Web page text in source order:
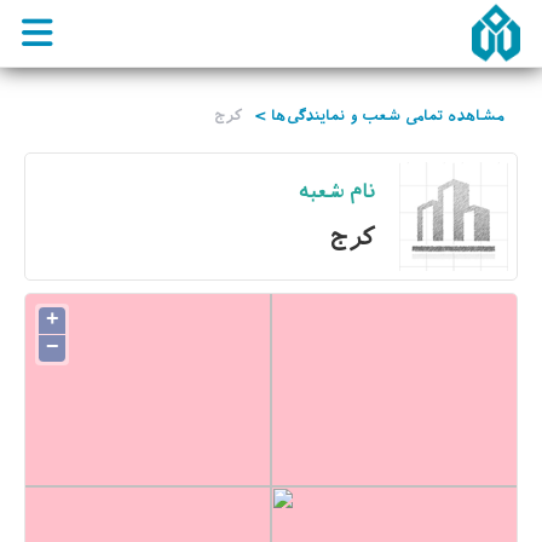
مشاهده تمامی شعب و نمایندگی‌ها > کرج
نام شعبه
کرج
+
−